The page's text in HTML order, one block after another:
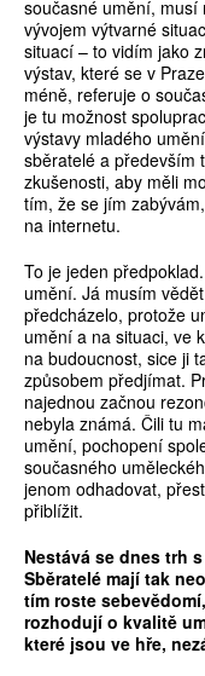
současné umění,
vývojem výtvarné
situací – to vidím jako
výstav, které se v
méně, referuje o
je tu možnost
výstavy mladého
sběratelé a především
zkušenosti, aby měli
tím, že se jím
na internetu.
To je jeden
umění. Já musím
předcházelo, protože
umění a na situaci, ve
na budoucnost, sice ji
způsobem předjímat.
najednou začnou
nebyla známá. Čili tu
umění, pochopení
současného
jenom odhadovat,
přiblížit.
Nestává se dnes trh
Sběratelé mají tak
tím roste
rozhodují o kvalitě
které jsou ve hře,